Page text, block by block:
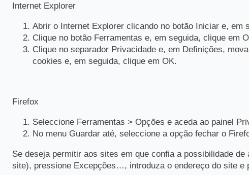
Internet Explorer
Abrir o Internet Explorer clicando no botão Iniciar e, em
Clique no botão Ferramentas e, em seguida, clique em
Clique no separador Privacidade e, em Definições,
cookies e, em seguida, clique em OK.
Firefox
Seleccione Ferramentas > Opções e aceda ao painel
No menu Guardar até, seleccione a opção fechar o
Se deseja permitir aos sites em que confia a possibilidade
site), pressione Excepções…, introduza o endereço do site e